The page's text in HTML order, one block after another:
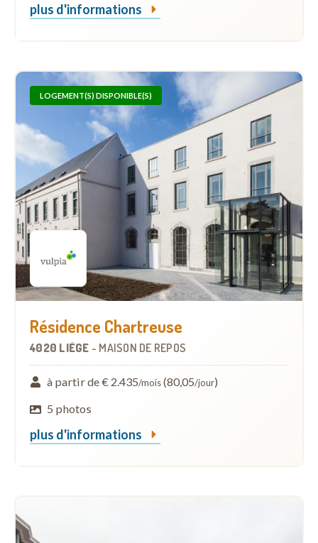
plus d'informations
LOGEMENT(S) DISPONIBLE(S)
Résidence Chartreuse
4020 LIÈGE - MAISON DE REPOS
à partir de € 2.435/mois(80,05/jour)
5 photos
plus d'informations